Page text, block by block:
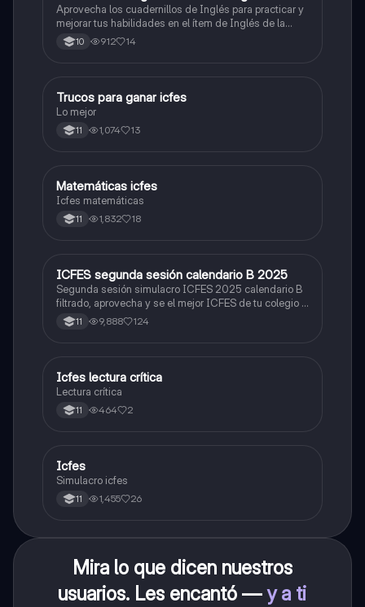
Aprovecha los cuadernillos de Inglés para practicar y
mejorar tus habilidades en el ítem de Inglés de la
Prueba Saber 11. 🫡
10 912 14
Química
Trucos para ganar icfes
Lo mejor
11 1,074 13
ICFES: Matemáticas
Matemáticas icfes
Icfes matemáticas
11 1,832 18
ICFES: Lectura Crítica
ICFES segunda sesión calendario B 2025
Segunda sesión simulacro ICFES 2025 calendario B
filtrado, aprovecha y se el mejor ICFES de tu colegio y
poder ingresar a universidad, y estudiar aquella
carrera con la que tanto sueñas.
11 9,888 124
Lengua Castellana
Icfes lectura crítica
Lectura crítica
11 464 2
ICFES: Sociales y Ciudadanas
Icfes
Simulacro icfes
11 1,455 26
Mira lo que dicen nuestros
usuarios. Les encantó —y a ti